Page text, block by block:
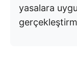
yasalara